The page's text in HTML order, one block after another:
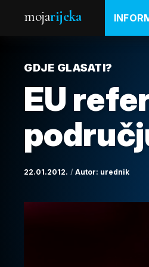
mojarijeka
GDJE GLASATI?
EU
22.01.2012. Autor: urednik